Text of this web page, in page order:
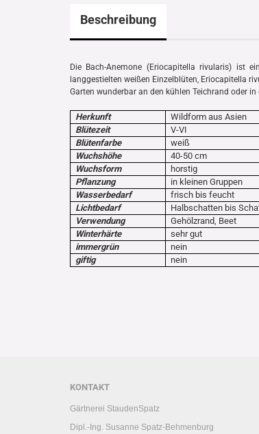
Beschreibung
Die Bach-Anemone (Eriocapitella rivularis) ist
langgestielten weißen Einzelblüten, Eriocapitella
Garten wunderbar an den kühlen Teichrand oder
Herkunft
Wildform aus Asien
Blütezeit
V-VI
Blütenfarbe
weiß
Wuchshöhe
40-50 cm
Wuchsform
horstig
Pflanzung
in kleinen Gruppen
Wasserbedarf
frisch bis feucht
Lichtbedarf
Halbschatten bis
Verwendung
Gehölzrand, Beet
Winterhärte
sehr gut
immergrün
nein
giftig
nein
KONTAKT
Gärtnerei StaudenSpatz
Dipl.-Ing. Susanne Spatz-Behmenburg